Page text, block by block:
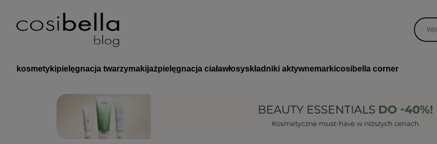
kosmetykipielęgnacja twarzymakijażpielęgnacja ciaławłosyskładniki aktywnemarkicosibella corner